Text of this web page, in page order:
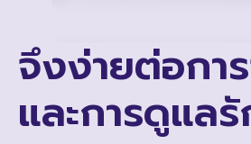
จึงง่ายต่อกา
และการดูแล